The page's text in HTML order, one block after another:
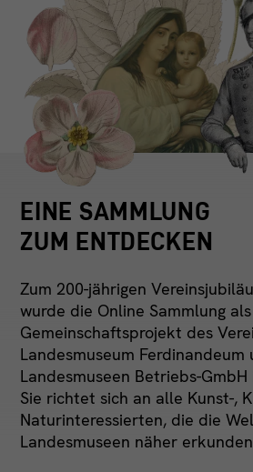
EINE SAMMLUNG
ZUM ENTDECKEN
Zum 200-jährigen
wurde die Online Sammlung als
Gemeinschaftsprojekt des
Landesmuseum Ferdinandeum
Landesmuseen Betriebs-
Sie richtet sich an alle Kunst-,
Naturinteressierten, die die
Landesmuseen näher